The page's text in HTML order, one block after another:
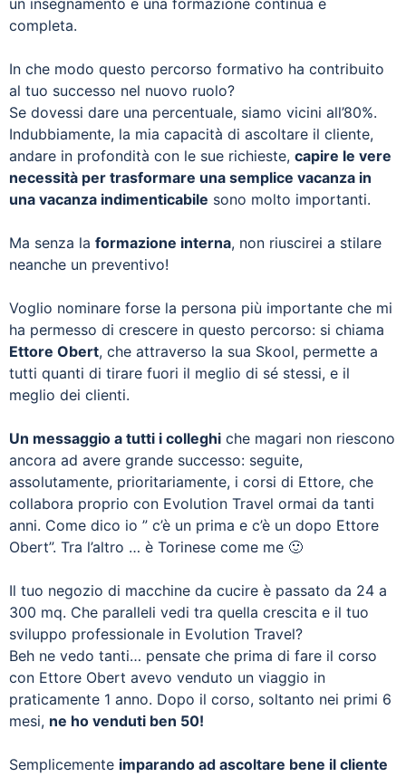
completa.
In che modo questo percorso formativo ha contribuito
al tuo successo nel nuovo ruolo?
Se dovessi dare una percentuale, siamo vicini all’80%.
Indubbiamente, la mia capacità di ascoltare il cliente,
andare in profondità con le sue richieste, capire le vere
necessità per trasformare una semplice vacanza in
una vacanza indimenticabile sono molto importanti.
Ma senza la formazione interna, non riuscirei a stilare
neanche un preventivo!
Voglio nominare forse la persona più importante che mi
ha permesso di crescere in questo percorso: si chiama
Ettore Obert, che attraverso la sua Skool, permette a
tutti quanti di tirare fuori il meglio di sé stessi, e il
meglio dei clienti.
Un messaggio a tutti i colleghi che magari non riescono
ancora ad avere grande successo: seguite,
assolutamente, prioritariamente, i corsi di Ettore, che
collabora proprio con Evolution Travel ormai da tanti
anni. Come dico io ” c’è un prima e c’è un dopo Ettore
Obert”. Tra l’altro … è Torinese come me 🙂
Il tuo negozio di macchine da cucire è passato da 24 a
300 mq. Che paralleli vedi tra quella crescita e il tuo
sviluppo professionale in Evolution Travel?
Beh ne vedo tanti… pensate che prima di fare il corso
con Ettore Obert avevo venduto un viaggio in
praticamente 1 anno. Dopo il corso, soltanto nei primi 6
mesi, ne ho venduti ben 50!
Semplicemente imparando ad ascoltare bene il cliente